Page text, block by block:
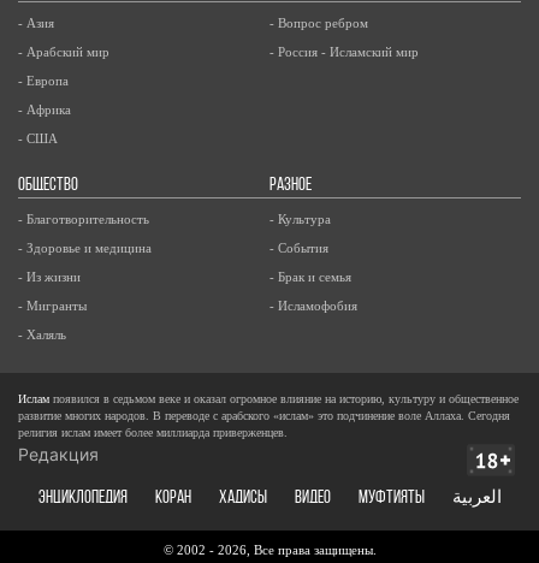
- Азия
- Арабский мир
- Европа
- Африка
- США
- Вопрос ребром
- Россия - Исламский мир
ОБЩЕСТВО
- Благотворительность
- Здоровье и медицина
- Из жизни
- Мигранты
- Халяль
РАЗНОЕ
- Культура
- События
- Брак и семья
- Исламофобия
Ислам появился в седьмом веке и оказал огромное влияние на историю, культуру и общественное
развитие многих народов. В переводе с арабского «ислам» это подчинение воле Аллаха. Сегодня
религия ислам имеет более миллиарда приверженцев.
Редакция
ЭНЦИКЛОПЕДИЯ КОРАН ХАДИСЫ ВИДЕО Муфтияты العربية
© 2002 - 2026, Все права защищены.